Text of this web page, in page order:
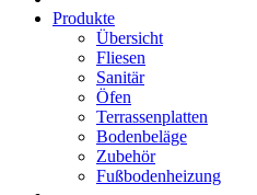
Produkte
Übersicht
Fliesen
Sanitär
Öfen
Terrassenplatten
Bodenbeläge
Zubehör
Fußbodenheizung